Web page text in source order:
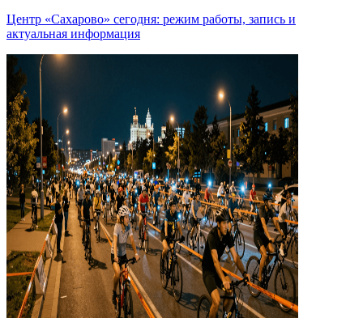
Центр «Сахарово» сегодня: режим работы, запись и
актуальная информация